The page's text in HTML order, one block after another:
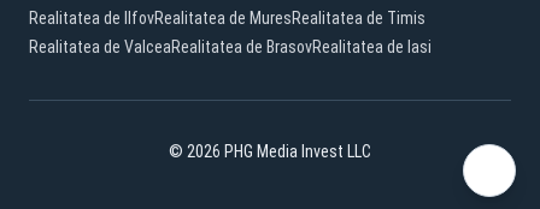
Realitatea de IlfovRealitatea de MuresRealitatea de Timis
Realitatea de ValceaRealitatea de BrasovRealitatea de Iasi
© 2026 PHG Media Invest LLC